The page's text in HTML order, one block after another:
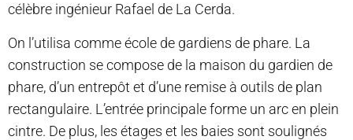
célèbre ingénieur Rafael de La Cerda.
On l’utilisa comme école de gardiens de phare. La
construction se compose de la maison du gardien de
phare, d’un entrepôt et d’une remise à outils de plan
rectangulaire. L’entrée principale forme un arc en plein
cintre. De plus, les étages et les baies sont soulignés